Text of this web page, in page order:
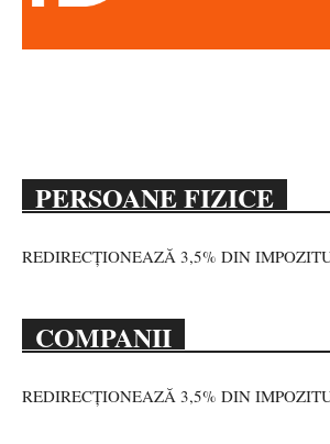
PERSOANE FIZICE
REDIRECȚIONEAZĂ 3,5% DIN
COMPANII
REDIRECȚIONEAZĂ 3,5% DIN